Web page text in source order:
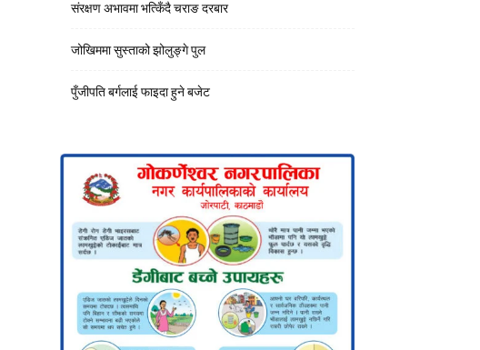
संरक्षण अभावमा भत्किँदै चराङ दरबार
जोखिममा सुस्ताको झोलुङ्गे पुल
पुँजीपति बर्गलाई फाइदा हुने बजेट